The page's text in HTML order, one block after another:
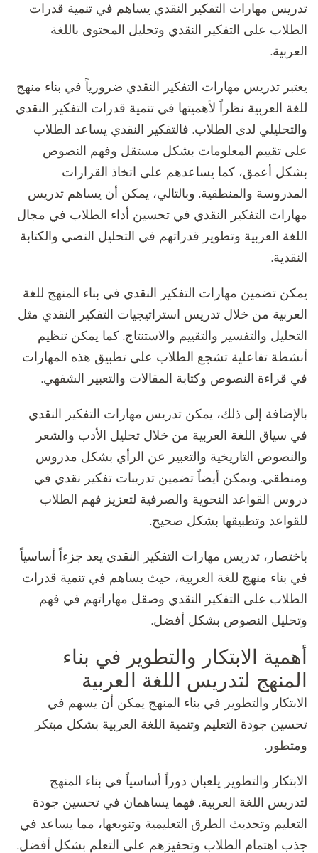
تدريس مهارات التفكير النقدي يساهم في تنمية قدرات
الطلاب على التفكير النقدي وتحليل المحتوى باللغة
العربية.
يعتبر تدريس مهارات التفكير النقدي ضرورياً في بناء منهج
للغة العربية نظراً لأهميتها في تنمية قدرات التفكير النقدي
والتحليلي لدى الطلاب. فالتفكير النقدي يساعد الطلاب
على تقييم المعلومات بشكل مستقل وفهم النصوص
بشكل أعمق، كما يساعدهم على اتخاذ القرارات
المدروسة والمنطقية. وبالتالي، يمكن أن يساهم تدريس
مهارات التفكير النقدي في تحسين أداء الطلاب في مجال
اللغة العربية وتطوير قدراتهم في التحليل النصي والكتابة
النقدية.
يمكن تضمين مهارات التفكير النقدي في بناء المنهج للغة
العربية من خلال تدريس استراتيجيات التفكير النقدي مثل
التحليل والتفسير والتقييم والاستنتاج. كما يمكن تنظيم
أنشطة تفاعلية تشجع الطلاب على تطبيق هذه المهارات
في قراءة النصوص وكتابة المقالات والتعبير الشفهي.
بالإضافة إلى ذلك، يمكن تدريس مهارات التفكير النقدي
في سياق اللغة العربية من خلال تحليل الأدب والشعر
والنصوص التاريخية والتعبير عن الرأي بشكل مدروس
ومنطقي. ويمكن أيضاً تضمين تدريبات تفكير نقدي في
دروس القواعد النحوية والصرفية لتعزيز فهم الطلاب
للقواعد وتطبيقها بشكل صحيح.
باختصار، تدريس مهارات التفكير النقدي يعد جزءاً أساسياً
في بناء منهج للغة العربية، حيث يساهم في تنمية قدرات
الطلاب على التفكير النقدي وصقل مهاراتهم في فهم
وتحليل النصوص بشكل أفضل.
أهمية الابتكار والتطوير في بناء
المنهج لتدريس اللغة العربية
الابتكار والتطوير في بناء المنهج يمكن أن يسهم في
تحسين جودة التعليم وتنمية اللغة العربية بشكل مبتكر
ومتطور.
الابتكار والتطوير يلعبان دوراً أساسياً في بناء المنهج
لتدريس اللغة العربية. فهما يساهمان في تحسين جودة
التعليم وتحديث الطرق التعليمية وتنويعها، مما يساعد في
جذب اهتمام الطلاب وتحفيزهم على التعلم بشكل أفضل.